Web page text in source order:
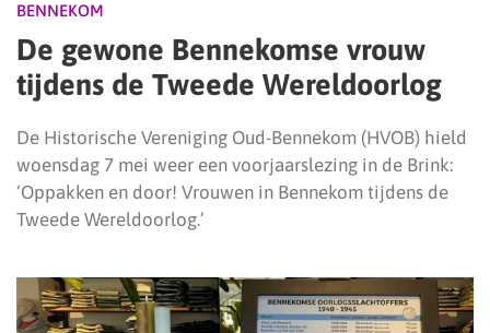
BENNEKOM
De gewone Bennekomse vrouw
tijdens de Tweede Wereldoorlog
De Historische Vereniging Oud-Bennekom (HVOB) hield
woensdag 7 mei weer een voorjaarslezing in de Brink:
‘Oppakken en door! Vrouwen in Bennekom tijdens de
Tweede Wereldoorlog.’